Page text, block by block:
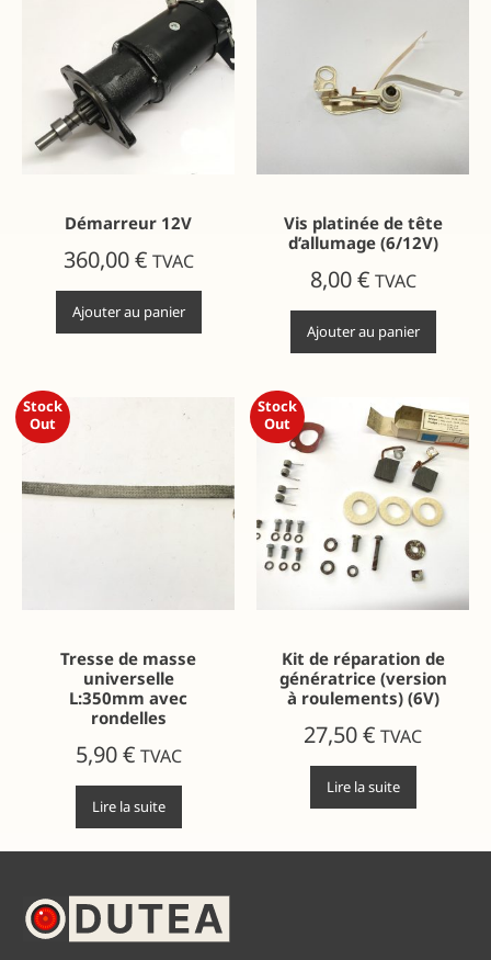
Démarreur 12V
360,00€ TVAC
Ajouter au panier
Vis platinée de tête
d’allumage (6/12V)
8,00€ TVAC
Ajouter au panier
Stock
Out
Tresse de masse
universelle
L:350mm avec
rondelles
5,90€ TVAC
Lire la suite
Stock
Out
Kit de réparation de
génératrice (version
à roulements) (6V)
27,50€ TVAC
Lire la suite